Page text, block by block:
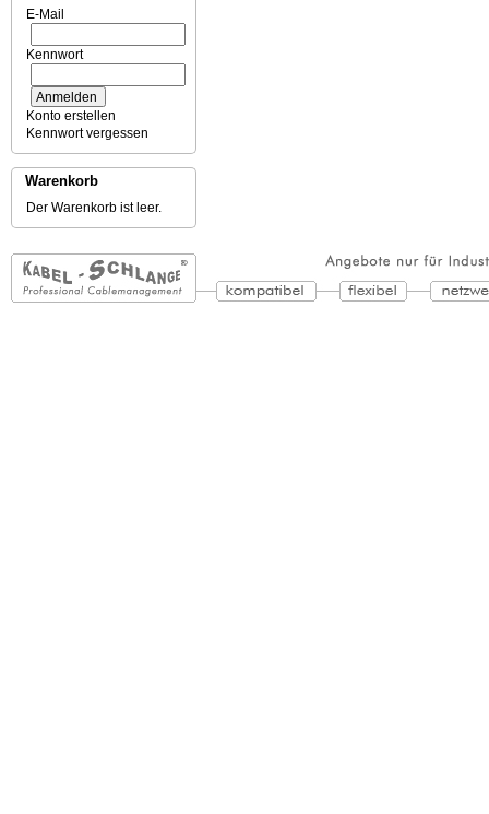
E-Mail
Kennwort
Konto erstellen
Kennwort vergessen
Warenkorb
Der Warenkorb ist leer.